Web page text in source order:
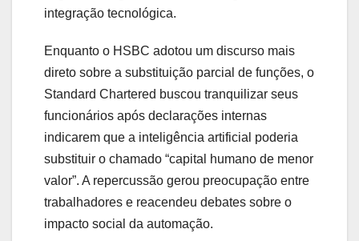
integração tecnológica.
Enquanto o HSBC adotou um discurso mais
direto sobre a substituição parcial de funções, o
Standard Chartered buscou tranquilizar seus
funcionários após declarações internas
indicarem que a inteligência artificial poderia
substituir o chamado “capital humano de menor
valor”. A repercussão gerou preocupação entre
trabalhadores e reacendeu debates sobre o
impacto social da automação.